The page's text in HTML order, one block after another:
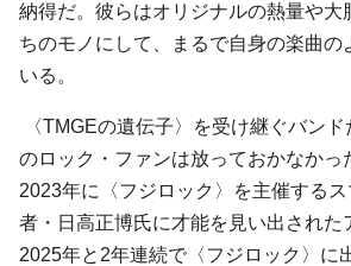
納得だ。彼らはオリジナルの熱量や大
ちのモノにして、まるで自身の楽曲の
いる。
〈TMGEの遺伝子〉を受け継ぐバン
のロック・ファンは放っておかなかっ
2023年に〈フジロック〉を主催する
者・日高正博氏に才能を見い出された
2025年と2年連続で〈フジロック〉に